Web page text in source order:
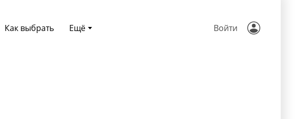
Ещё
Как выбрать Войти